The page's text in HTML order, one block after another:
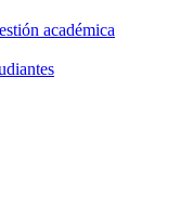
académica